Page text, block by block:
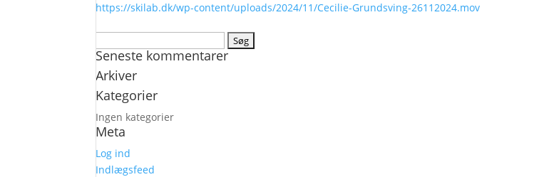
https://skilab.dk/wp-content/uploads/2024/11/Cecilie-Grundsving-26112024.mov
efter:
Seneste kommentarer
Arkiver
Kategorier
Ingen kategorier
Meta
Log ind
Indlægsfeed